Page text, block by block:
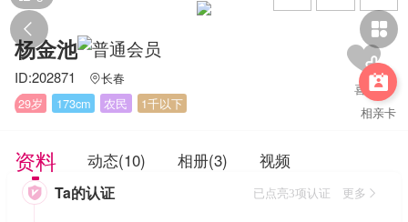
 

相亲卡
杨金池
ID:202871 长春
29岁
173cm 农民 1千以下
资料 动态(10) 相册(3) 视频
 Ta的认证 已点亮3项认证 更多